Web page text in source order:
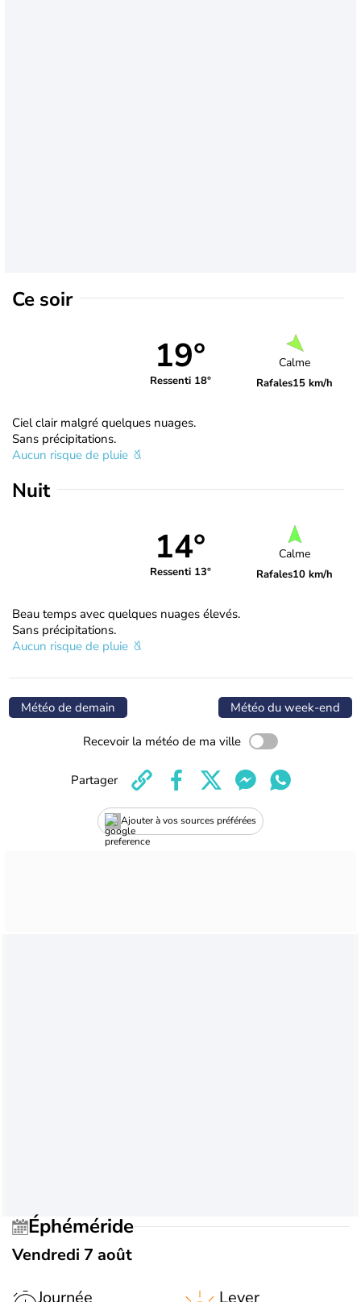
Ce soir
19°
Ressenti 18°
Calme
Rafales15 km/h
Ciel clair malgré quelques nuages.
Sans précipitations.
Aucun risque de pluie
Nuit
14°
Ressenti 13°
Calme
Rafales10 km/h
Beau temps avec quelques nuages élevés.
Sans précipitations.
Aucun risque de pluie
Météo de demain Météo du week-end
Recevoir la météo de ma ville
Ajouter à vos sources préférées
Partager
Éphéméride
Vendredi 7 août
Journée
Lever